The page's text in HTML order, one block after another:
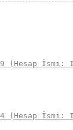
09 (Hesap
34 (Hesap